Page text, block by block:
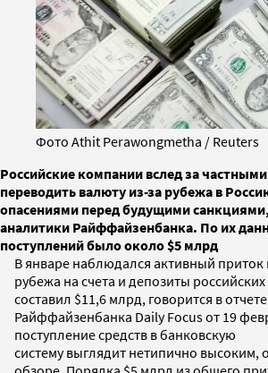
Фото Athit Perawongmetha / Reuters
Российские компании вслед за
переводить валюту из-за рубежа в
опасениями перед будущими
аналитики Райффайзенбанка. По их
поступлений было около $5 млрд
В январе наблюдался активный приток
рубежа на счета и депозиты
составил $11,6 млрд, говорится в отчете
Райффайзенбанка Daily Focus от 19
поступление средств в банковскую
систему выглядит нетипично высоким,